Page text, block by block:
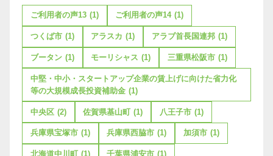
ご利用者の声13 (1) ご利用者の声14 (1)
つくば市 (1) アラスカ (1) アラブ首長国連邦 (1)
ブータン (1) モーリシャス (1) 三重県松阪市 (1)
中堅・中小・スタートアップ企業の賃上げに向けた省力化
等の大規模成長投資補助金 (1)
中央区 (2) 佐賀県基山町 (1) 八王子市 (1)
兵庫県宝塚市 (1) 兵庫県西脇市 (1) 加須市 (1)
北海道中川町 (1) 千葉県浦安市 (1)